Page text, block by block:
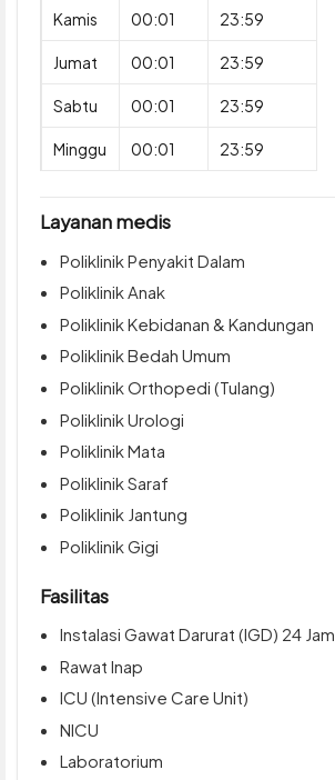
Kamis 00:01 23:59
Jumat 00:01 23:59
Sabtu 00:01 23:59
Minggu 00:01 23:59
Layanan medis
Poliklinik Penyakit Dalam
Poliklinik Anak
Poliklinik Kebidanan & Kandungan
Poliklinik Bedah Umum
Poliklinik Orthopedi (Tulang)
Poliklinik Urologi
Poliklinik Mata
Poliklinik Saraf
Poliklinik Jantung
Poliklinik Gigi
Fasilitas
Instalasi Gawat Darurat (IGD) 24 Jam
Rawat Inap
ICU (Intensive Care Unit)
NICU
Laboratorium